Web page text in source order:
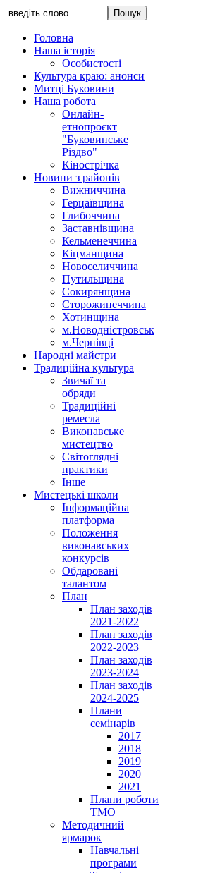
Головна
Наша історія
Особистості
Культура краю: анонси
Митці Буковини
Наша робота
Онлайн-
етнопроєкт
"Буковинське
Різдво"
Кінострічка
Новини з районів
Вижниччина
Герцаївщина
Глибоччина
Заставнівщина
Кельменеччина
Кіцманщина
Новоселиччина
Путильщина
Сокирянщина
Сторожинеччина
Хотинщина
м.Новодністровськ
м.Чернівці
Народні майстри
Традиційна культура
Звичаї та
обряди
Традиційні
ремесла
Виконавське
мистецтво
Світоглядні
практики
Інше
Мистецькі школи
Інформаційна
платформа
Положення
виконавських
конкурсів
Обдаровані
талантом
План
План заходів
2021-2022
План заходів
2022-2023
План заходів
2023-2024
План заходів
2024-2025
Плани
семінарів
2017
2018
2019
2020
2021
Плани роботи
ТМО
Методичний
ярмарок
Навчальні
програми